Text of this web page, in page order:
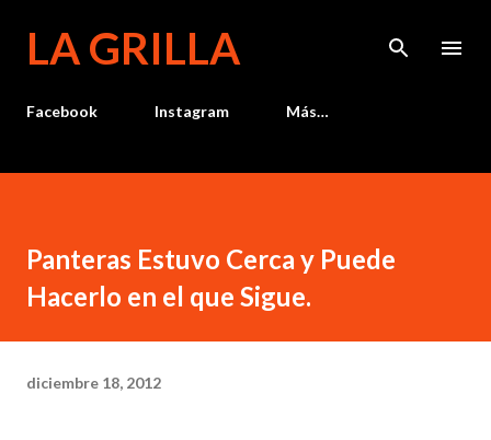
LA GRILLA
Facebook Instagram Más…
Panteras Estuvo Cerca y Puede
Hacerlo en el que Sigue.
diciembre 18, 2012